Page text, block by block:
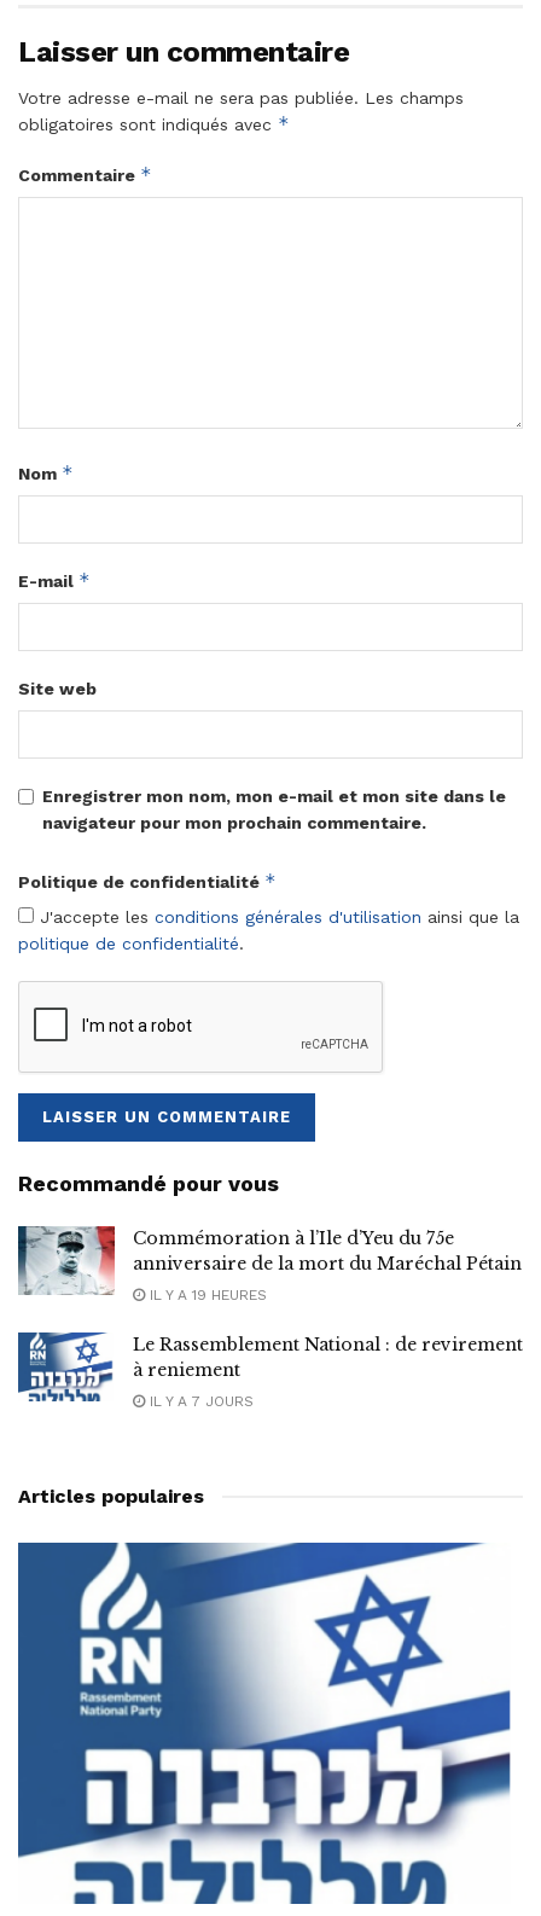
Laisser un commentaire
Votre adresse e-mail ne sera pas publiée. Les champs
obligatoires sont indiqués avec *
Commentaire *
Nom *
E-mail *
Site web
Enregistrer mon nom, mon e-mail et mon site dans le
navigateur pour mon prochain commentaire.
Politique de confidentialité *
J'accepte les conditions générales d'utilisation ainsi que la
politique de confidentialité.
Recommandé pour vous
Commémoration à l’Ile d’Yeu du 75e
anniversaire de la mort du Maréchal Pétain
IL Y A 19 HEURES
Le Rassemblement National : de revirement
à reniement
IL Y A 7 JOURS
Articles populaires